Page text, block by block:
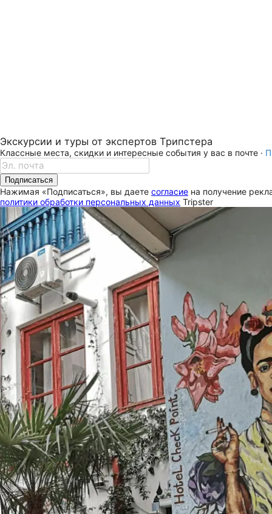
Экскурсии и туры от экспертов Трипстера
Классные места, скидки и интересные события у вас в почте ·
Подписаться
Нажимая «Подписаться», вы даете согласие на получение
политики обработки персональных данных Tripster